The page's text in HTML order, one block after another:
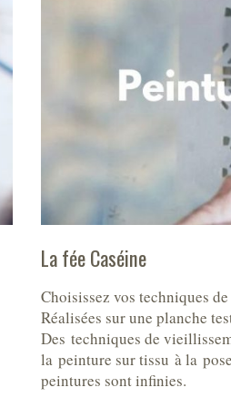
La fée Caséine
Choisissez vos techniques
Réalisées sur une planche
Des techniques de
la peinture sur tissu à la
peintures sont infinies.